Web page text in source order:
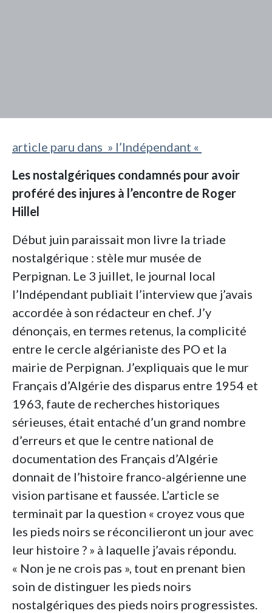
article paru dans » l’Indépendant «
Les nostalgériques condamnés pour avoir
proféré des injures à l’encontre de Roger
Hillel
Début juin paraissait mon livre la triade
nostalgérique : stèle mur musée de
Perpignan. Le 3 juillet, le journal local
l’Indépendant publiait l’interview que j’avais
accordée à son rédacteur en chef. J’y
dénonçais, en termes retenus, la complicité
entre le cercle algérianiste des PO et la
mairie de Perpignan. J’expliquais que le mur
Français d’Algérie des disparus entre 1954 et
1963, faute de recherches historiques
sérieuses, était entaché d’un grand nombre
d’erreurs et que le centre national de
documentation des Français d’Algérie
donnait de l’histoire franco-algérienne une
vision partisane et faussée. L’article se
terminait par la question « croyez vous que
les pieds noirs se réconcilieront un jour avec
leur histoire ? » à laquelle j’avais répondu.
« Non je ne crois pas », tout en prenant bien
soin de distinguer les pieds noirs
nostalgériques des pieds noirs progressistes.